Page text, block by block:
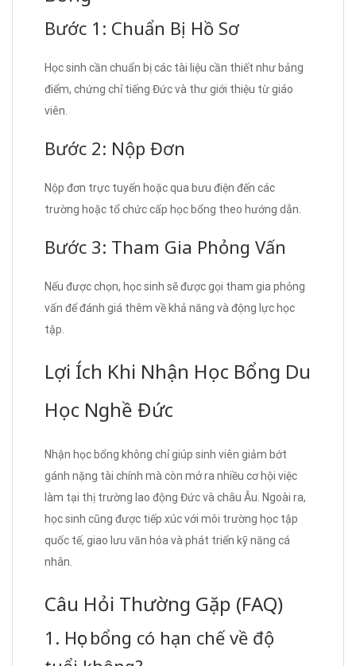
Bước 1: Chuẩn Bị Hồ Sơ
Học sinh cần chuẩn bị các tài liệu cần thiết như bảng
điểm, chứng chỉ tiếng Đức và thư giới thiệu từ giáo
viên.
Bước 2: Nộp Đơn
Nộp đơn trực tuyến hoặc qua bưu điện đến các
trường hoặc tổ chức cấp học bổng theo hướng dẫn.
Bước 3: Tham Gia Phỏng Vấn
Nếu được chọn, học sinh sẽ được gọi tham gia phỏng
vấn để đánh giá thêm về khả năng và động lực học
tập.
Lợi Ích Khi Nhận Học Bổng Du
Học Nghề Đức
Nhận học bổng không chỉ giúp sinh viên giảm bớt
gánh nặng tài chính mà còn mở ra nhiều cơ hội việc
làm tại thị trường lao động Đức và châu Âu. Ngoài ra,
học sinh cũng được tiếp xúc với môi trường học tập
quốc tế, giao lưu văn hóa và phát triển kỹ năng cá
nhân.
Câu Hỏi Thường Gặp (FAQ)
1. Học bổng có hạn chế về độ